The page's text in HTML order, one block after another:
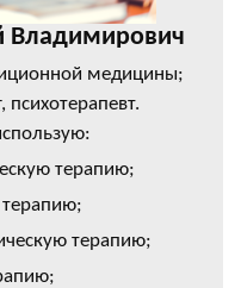
Владимирович
медицины;
психотерапевт.
терапию;
терапию;